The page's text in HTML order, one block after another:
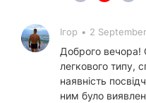
Ігор • 2
Доброго вечора!
легкового типу,
наявність
ним було